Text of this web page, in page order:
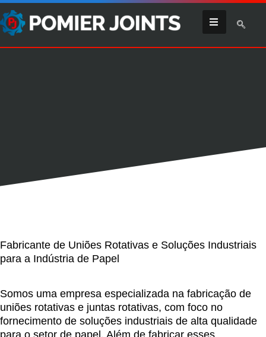
Fabricante de Uniões Rotativas e Soluções Industriais
para a Indústria de Papel
Somos uma empresa especializada na fabricação de
uniões rotativas e juntas rotativas, com foco no
fornecimento de soluções industriais de alta qualidade
para o setor de papel . Além de fabricar esses